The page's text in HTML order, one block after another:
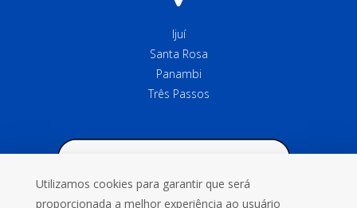
Ijuí
Santa Rosa
Panambi
Três Passos
Utilizamos cookies para garantir que será
proporcionada a melhor experiência ao usuário